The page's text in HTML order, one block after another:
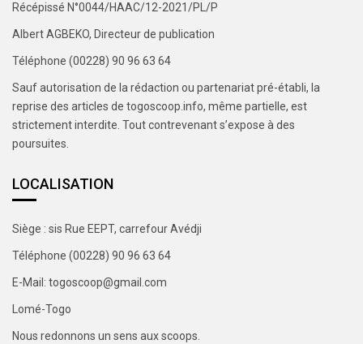
Récépissé N°0044/HAAC/12-2021/PL/P
Albert AGBEKO, Directeur de publication
Téléphone (00228) 90 96 63 64
Sauf autorisation de la rédaction ou partenariat pré-établi, la
reprise des articles de togoscoop.info, même partielle, est
strictement interdite. Tout contrevenant s’expose à des
poursuites.
LOCALISATION
Siège : sis Rue EEPT, carrefour Avédji
Téléphone (00228) 90 96 63 64
E-Mail: togoscoop@gmail.com
Lomé-Togo
Nous redonnons un sens aux scoops.